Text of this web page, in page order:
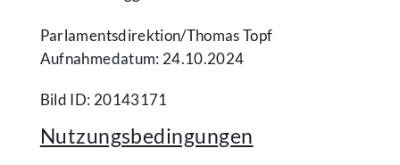
Parlamentsdirektion/​Thomas Topf
Aufnahmedatum: 24.10.2024
Bild ID: 20143171
Nutzungsbedingungen